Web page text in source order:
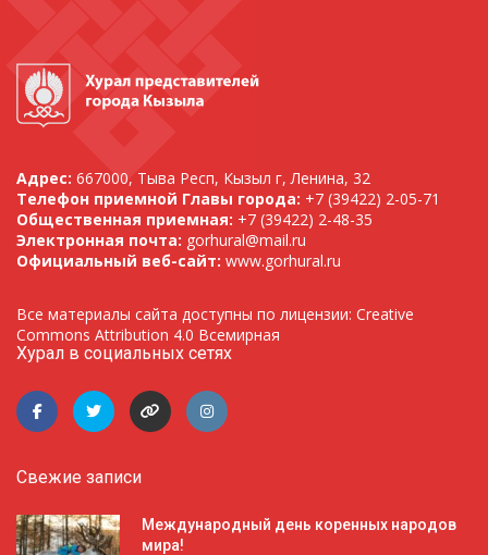
Адрес: 667000, Тыва Респ, Кызыл г, Ленина, 32
Телефон приемной Главы города: +7 (39422) 2-05-71
Общественная приемная: +7 (39422) 2-48-35
Электронная почта: gorhural@mail.ru
Официальный веб-сайт: www.gorhural.ru
Все материалы сайта доступны по лицензии: Creative
Commons Attribution 4.0 Всемирная
Хурал в социальных сетях
Свежие записи
Международный день коренных народов
мира!